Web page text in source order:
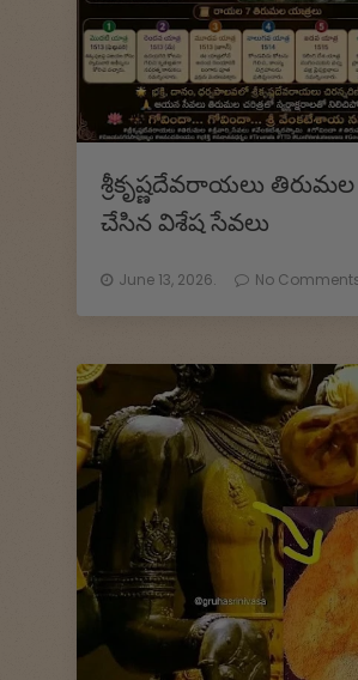
శ్రీకృష్ణదేవరాయలు తిరుమల
చేసిన విశేష సేవలు
June 13, 2026. No